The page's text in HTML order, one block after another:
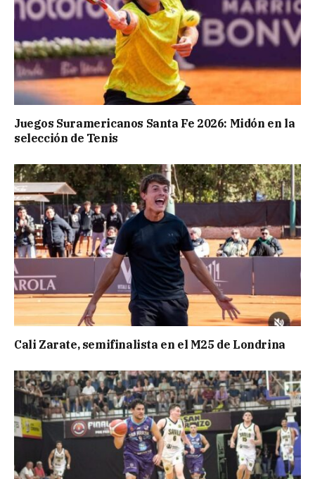
Juegos Suramericanos Santa Fe 2026: Midón en la
selección de Tenis
Cali Zarate, semifinalista en el M25 de Londrina